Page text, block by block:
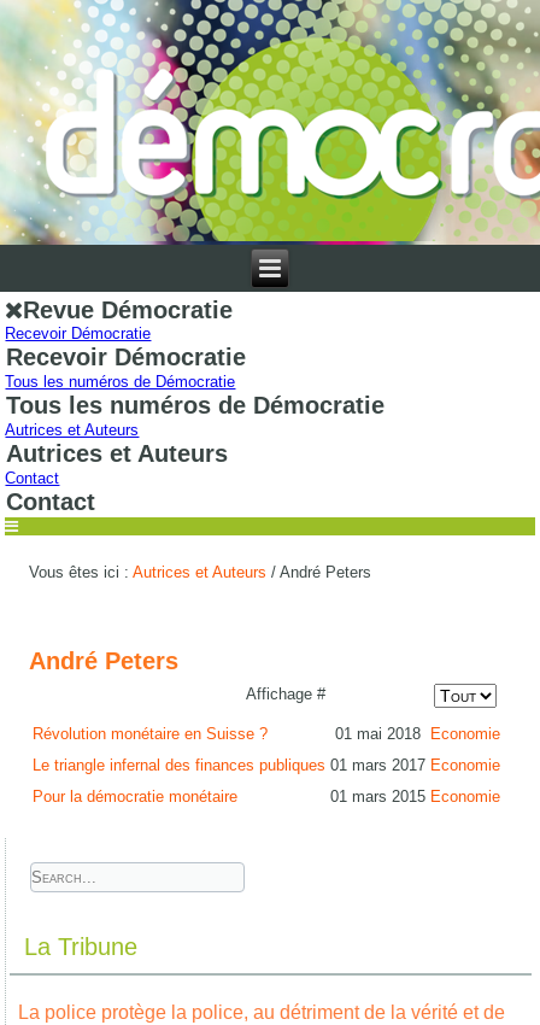
Revue Démocratie
Recevoir Démocratie
Recevoir Démocratie
Tous les numéros de Démocratie
Tous les numéros de Démocratie
Autrices et Auteurs
Autrices et Auteurs
Contact
Contact
Vous êtes ici :Autrices et Auteurs /André Peters
André Peters
Affichage #
Révolution monétaire en Suisse ? 01 mai 2018
Economie
Le triangle infernal des finances publiques 01 mars 2017 Economie
Pour la démocratie monétaire
01 mars 2015 Economie
La Tribune
La police protège la police, au détriment de la vérité et de